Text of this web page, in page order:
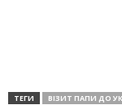
ТЕГИ ВІЗИТ ПАПИ ДО